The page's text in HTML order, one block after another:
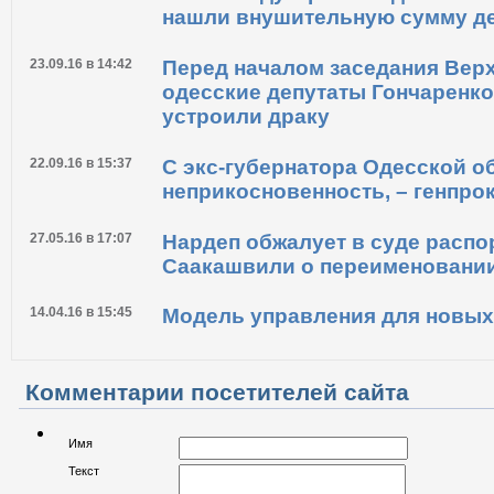
нашли внушительную сумму
23.09.16 в 14:42
Перед началом заседания
одесские депутаты
устроили драку
22.09.16 в 15:37
С экс-губернатора Одесской
неприкосновенность, –
27.05.16 в 17:07
Нардеп обжалует в суде
Саакашвили о
14.04.16 в 15:45 Модель управления для
Комментарии посетителей сайта
Имя
Текст